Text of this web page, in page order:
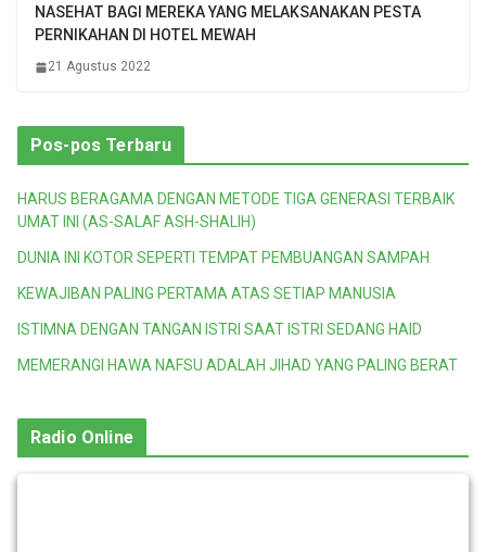
NASEHAT BAGI MEREKA YANG MELAKSANAKAN PESTA
PERNIKAHAN DI HOTEL MEWAH
21 Agustus 2022
Pos-pos Terbaru
HARUS BERAGAMA DENGAN METODE TIGA GENERASI TERBAIK
UMAT INI (AS-SALAF ASH-SHALIH)
DUNIA INI KOTOR SEPERTI TEMPAT PEMBUANGAN SAMPAH
KEWAJIBAN PALING PERTAMA ATAS SETIAP MANUSIA
ISTIMNA DENGAN TANGAN ISTRI SAAT ISTRI SEDANG HAID
MEMERANGI HAWA NAFSU ADALAH JIHAD YANG PALING BERAT
Radio Online